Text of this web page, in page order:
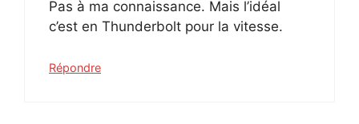
Pas à ma connaissance. Mais l’idéal
c’est en Thunderbolt pour la vitesse.
Répondre